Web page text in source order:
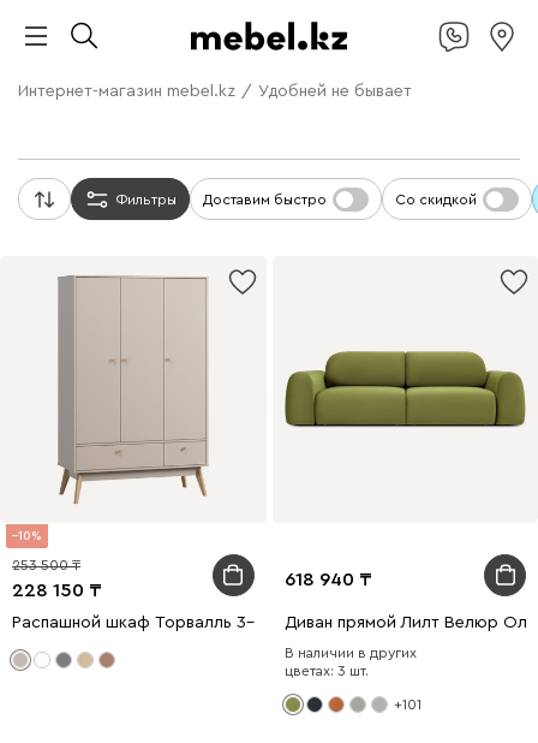
Интернет-магазин mebel.kz / Удобней не бывает
Фильтры Доставим быстро Со скидкой
10
228 150
253 500
Распашной шкаф Торвалль 3-118x185 Латте
618 940
Диван прямой Лилт Велюр
В наличии в других
цветах: 3 шт.
+101